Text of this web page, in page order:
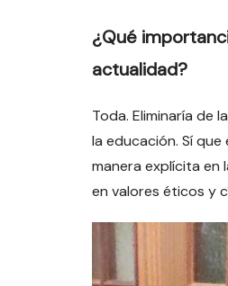
¿Qué
actualidad?
Toda. Eliminaría de
la educación. Sí
manera explícita en
en valores éticos y